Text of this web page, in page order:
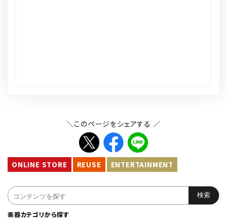
＼このページをシェアする ／
ONLINE STORE REUSE ENTERTAINMENT
楽器カテゴリから探す